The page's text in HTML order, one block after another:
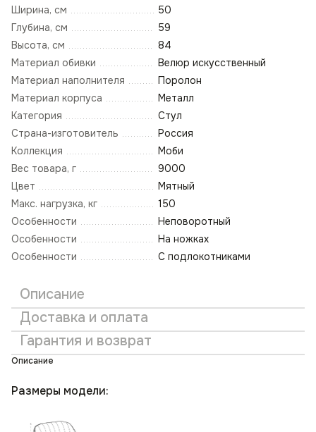
Ширина, см
50
Глубина, см
59
Высота, см
84
Материал обивки
Велюр искусственный
Материал наполнителя
Поролон
Материал корпуса
Металл
Категория
Стул
Страна-изготовитель
Россия
Коллекция
Моби
Вес товара, г
9000
Цвет
Мятный
Макс. нагрузка, кг
150
Особенности
Неповоротный
Особенности
На ножках
Особенности
С подлокотниками
Описание
Доставка и оплата
Гарантия и возврат
Описание
Размеры модели: